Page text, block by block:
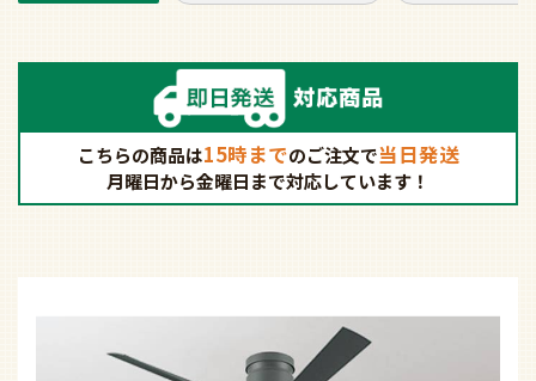
こちらの商品は15時までのご注文で当日発送
月曜日から金曜日まで対応しています！